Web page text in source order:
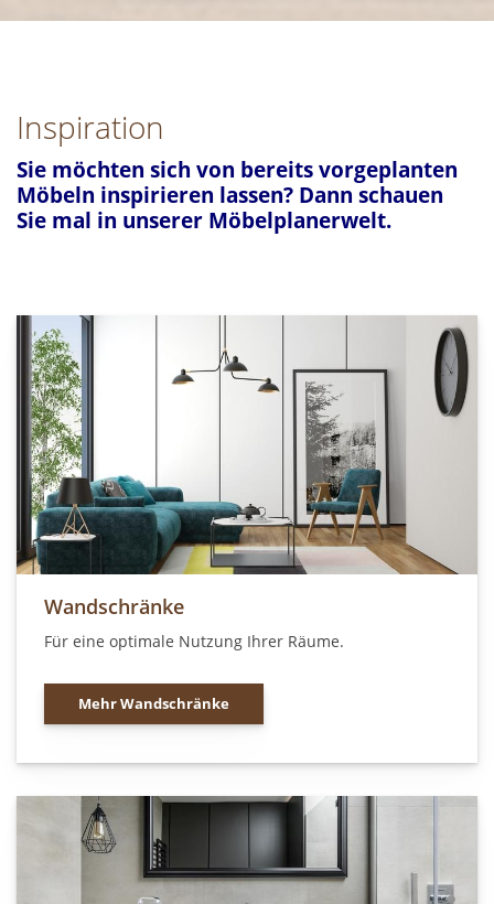
Inspiration
Sie möchten sich von bereits vorgeplanten
Möbeln inspirieren lassen? Dann schauen
Sie mal in unserer Möbelplanerwelt.
Wandschränke
Für eine optimale Nutzung Ihrer Räume.
Mehr Wandschränke